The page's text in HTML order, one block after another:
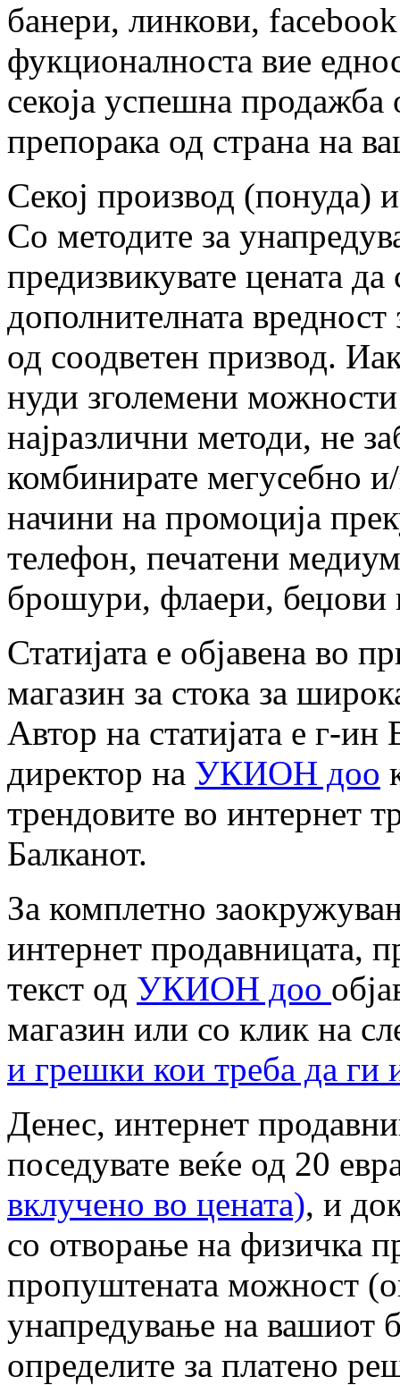
банери, линкови,
фукционалноста вие
секоја успешна продажба
препорака од страна на
Секој производ (понуда)
Со методите за
предизвикувате цената
дополнителната вредност
од соодветен призвод.
нуди зголемени
најразлични методи, не
комбинирате мегусебно
начини на промоција
телефон, печатени
брошури, флаери, беџови
Статијата е објавена во
магазин за стока за
Автор на статијата е г-
директор на УКИОН доо
трендовите во интернет
Балканот.
За комплетно
интернет продавницата,
текст од УКИОН доо
магазин или со клик на
и грешки кои треба да ги
Денес, интернет
поседувате веќе од 20
вклучено во цената), и
со отворање на физичка
пропуштената можност
унапредување на вашиот
определите за платено